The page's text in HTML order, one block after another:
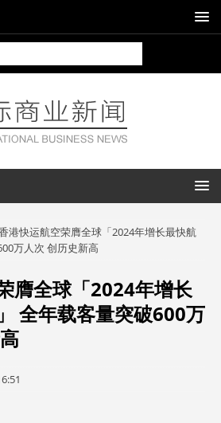
港快运航空荣膺全球「2024年增长最快航
万人次 创历史新高
膺全球「2024年增长
全年载客量突破600万